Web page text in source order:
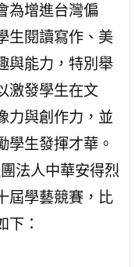
為增進台灣偏
生閱讀寫作、美
與能力，特別舉
激發學生在文
力與創作力，並
學生發揮才華。
法人中華安得烈
屆學藝競賽，比
下：